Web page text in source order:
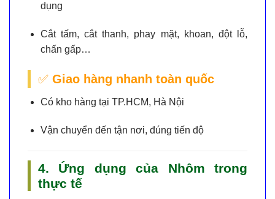
dụng
Cắt tấm, cắt thanh, phay mặt, khoan, đột lỗ,
chấn gấp…
✅ Giao hàng nhanh toàn quốc
Có kho hàng tại TP.HCM, Hà Nội
Vận chuyển đến tận nơi, đúng tiến độ
4. Ứng dụng của Nhôm trong
thực tế